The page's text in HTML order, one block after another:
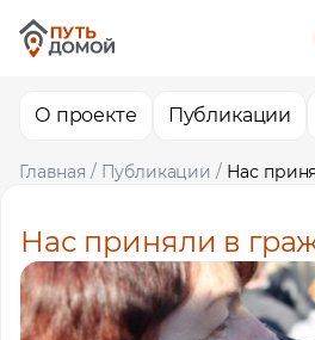
О проекте Публикации
Главная / Публикации / Нас
Нас приняли в